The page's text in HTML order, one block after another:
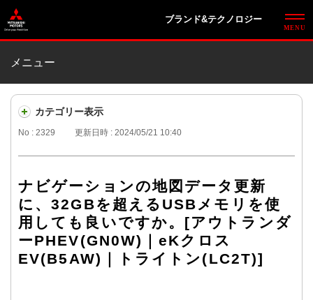
ブランド&テクノロジー
メニュー
カテゴリー表示
No : 2329 更新日時 : 2024/05/21 10:40
ナビゲーションの地図データ更新
に、32GBを超えるUSBメモリを使
用しても良いですか。[アウトランダ
ーPHEV(GN0W)｜eKクロス
EV(B5AW)｜トライトン(LC2T)]